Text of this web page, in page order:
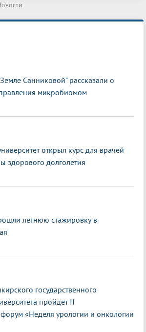
Санниковой" рассказали о
микробиомом
открыл курс для врачей
здорового долголетия
летнюю стажировку в
государственного
пройдет II
«Неделя урологии и онкологии